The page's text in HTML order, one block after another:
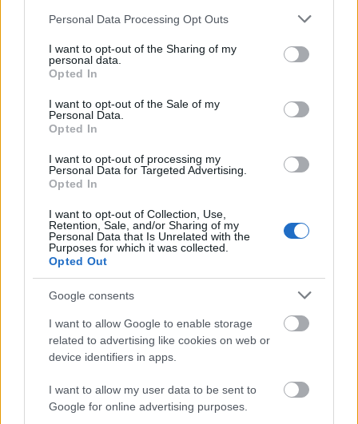
Please note that this website/app uses one or more Google
not limited to your visit or usage behaviour. You may click to
grant or deny consent to Google and its third-party tags to
use your data for below specified purposes in below Google
consent section.
Personal Data Processing Opt Outs
I want to opt-out of the Sharing of my
personal data.
Opted In
I want to opt-out of the Sale of my
Personal Data.
Opted In
I want to opt-out of processing my
Personal Data for Targeted Advertising.
Opted In
I want to opt-out of Collection, Use,
Retention, Sale, and/or Sharing of my
Personal Data that Is Unrelated with the
Purposes for which it was collected.
Opted Out
Google consents
I want to allow Google to enable storage
related to advertising like cookies on web or
device identifiers in apps.
I want to allow my user data to be sent to
Google for online advertising purposes.
bemutató: 2023. május 4.